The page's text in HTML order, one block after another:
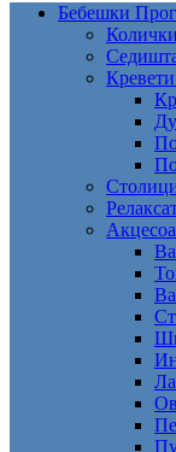
Бебешки
Колички